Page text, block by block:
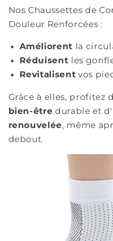
Nos Chaussettes de
Douleur Renforcées :
Améliorent la
Réduisent les
Revitalisent vos
Grâce à elles, profitez
bien-être durable et d'
renouvelée, même
debout.